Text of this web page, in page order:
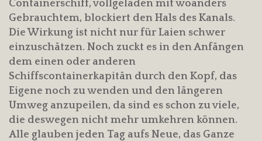
Containerschiff, vollgeladen mit woanders
Gebrauchtem, blockiert den Hals des Kanals.
Die Wirkung ist nicht nur für Laien schwer
einzuschätzen. Noch zuckt es in den Anfängen
dem einen oder anderen
Schiffscontainerkapitän durch den Kopf, das
Eigene noch zu wenden und den längeren
Umweg anzupeilen, da sind es schon zu viele,
die deswegen nicht mehr umkehren können.
Alle glauben jeden Tag aufs Neue, das Ganze